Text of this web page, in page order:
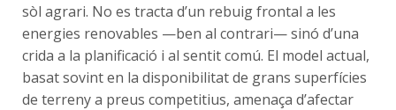
sòl agrari. No es tracta d’un rebuig frontal a les
energies renovables —ben al contrari— sinó d’una
crida a la planificació i al sentit comú. El model actual,
basat sovint en la disponibilitat de grans superfícies
de terreny a preus competitius, amenaça d’afectar